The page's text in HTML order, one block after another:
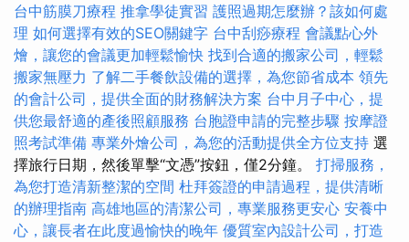
台中筋膜刀療程 推拿學徒實習 護照過期怎麼辦？該如何處
理 如何選擇有效的SEO關鍵字 台中刮痧療程 會議點心外
燴，讓您的會議更加輕鬆愉快 找到合適的搬家公司，輕鬆
搬家無壓力 了解二手餐飲設備的選擇，為您節省成本 領先
的會計公司，提供全面的財務解決方案 台中月子中心，提
供您最舒適的產後照顧服務 台胞證申請的完整步驟 按摩證
照考試準備 專業外燴公司，為您的活動提供全方位支持 選
擇旅行日期，然後單擊“文憑”按鈕，僅2分鐘。 打掃服務，
為您打造清新整潔的空間 杜拜簽證的申請過程，提供清晰
的辦理指南 高雄地區的清潔公司，專業服務更安心 安養中
心，讓長者在此度過愉快的晚年 優質室內設計公司，打造